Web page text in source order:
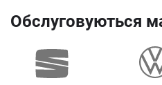
Обслуговуються